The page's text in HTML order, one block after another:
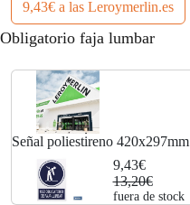
9,43€ a las Leroymerlin.es
Obligatorio faja lumbar
Señal poliestireno 420x297mm
9,43€
13,20€
fuera de stock